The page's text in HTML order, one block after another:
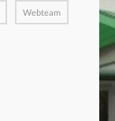
Webteam